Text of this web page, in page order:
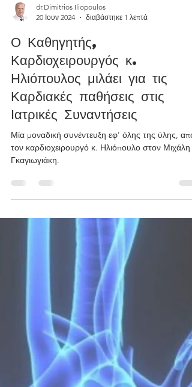
dr.Dimitrios Iliopoulos
20 Ιουν 2024
διαβάστηκε 1 λεπτά
Ο Καθηγητής,
Καρδιοχειρουργός κ.
Ηλιόπουλος μιλάει για τις
Καρδιακές παθήσεις στις
Ιατρικές Συναντήσεις
Μία μοναδική συνέντευξη εφ’ όλης της ύλης, από